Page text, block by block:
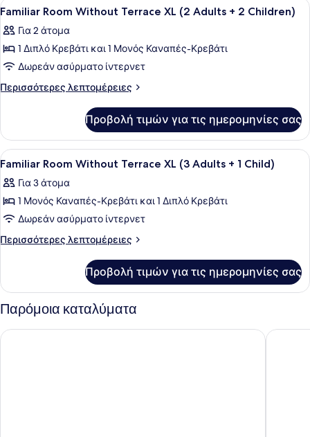
Adult
+
2
Children)
Terrace
(1
Adult
Children)
Προβολή
όλων
των
φωτογραφιών
για
Familiar
Terrace
XL
(2
Adults
+
2
Children)
4
Familiar Room Without Terrace XL (2 Adults + 2 Children)
Για 2 άτομα
1 Διπλό Κρεβάτι και 1 Μονός Καναπές-Κρεβάτι
Δωρεάν ασύρματο ίντερνετ
Περισσότερες λεπτομέρειες
Περισσότερες
Room
Without
Terrace
(2
Adults
Children)
Προβολή τιμών για τις ημερομηνίες σας
Προβολή
όλων
των
φωτογραφιών
για
Familiar
Terrace
(3
Adults
Ένα σύγχρονο δωμάτιο
4
Familiar Room Without Terrace XL (3 Adults + 1 Child)
Για 3 άτομα
1 Μονός Καναπές-Κρεβάτι και 1 Διπλό Κρεβάτι
Δωρεάν ασύρματο ίντερνετ
Περισσότερες λεπτομέρειες
Περισσότερες
Room
Without
Terrace
(3
Προβολή τιμών για τις ημερομηνίες σας
Παρόμοια καταλύματα
AC Hotel Alicante by Marriott